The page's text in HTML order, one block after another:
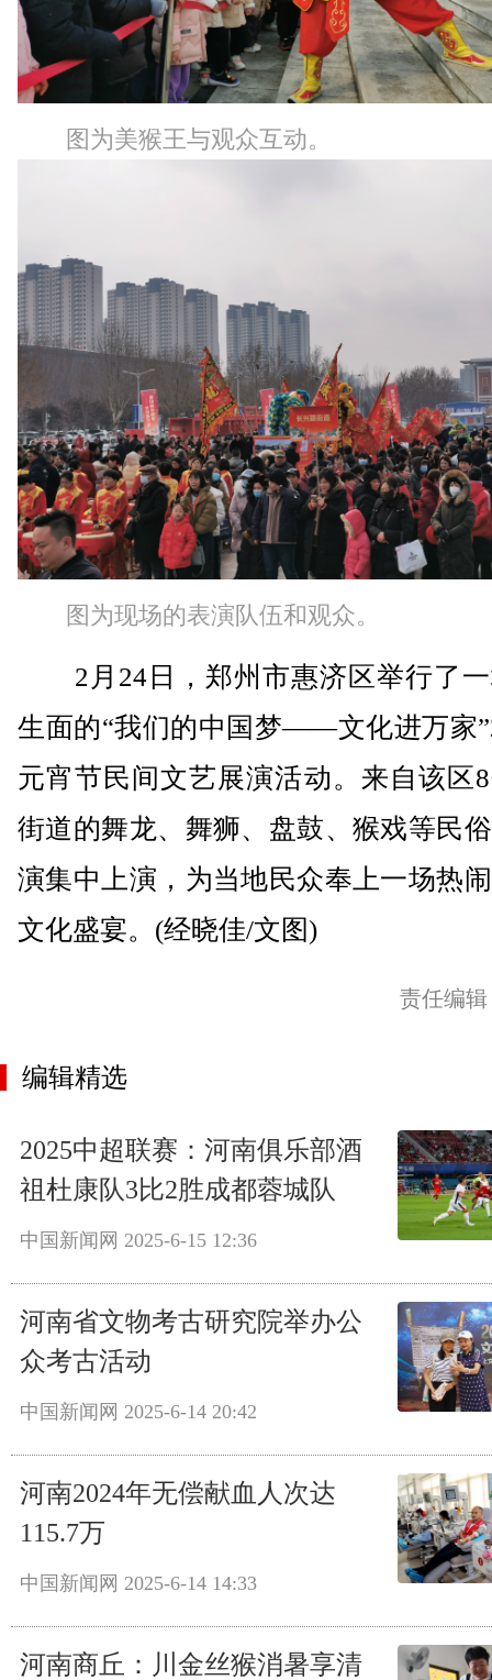
图为美猴王与观众互动。
图为现场的表演队伍和观众。
2月24日，郑州市惠济区举行了一
生面的“我们的中国梦——文化进万家
元宵节民间文艺展演活动。来自该区
街道的舞龙、舞狮、盘鼓、猴戏等民
演集中上演，为当地民众奉上一场热
文化盛宴。(经晓佳/文图)
责任编
编辑精选
2025中超联赛：河南俱乐部酒
祖杜康队3比2胜成都蓉城队
中国新闻网 2025-6-15 12:36
河南省文物考古研究院举办公
众考古活动
中国新闻网 2025-6-14 20:42
河南2024年无偿献血人次达
115.7万
中国新闻网 2025-6-14 14:33
河南商丘：川金丝猴消暑享清